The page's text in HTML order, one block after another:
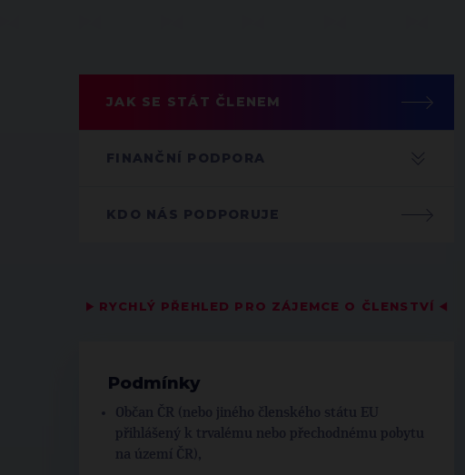
JAK SE STÁT ČLENEM
FINANČNÍ PODPORA
KDO NÁS PODPORUJE
▶ RYCHLÝ PŘEHLED PRO ZÁJEMCE O ČLENSTVÍ ◀
Podmínky
Občan ČR (nebo jiného členského státu EU
přihlášený k trvalému nebo přechodnému pobytu
na území ČR),